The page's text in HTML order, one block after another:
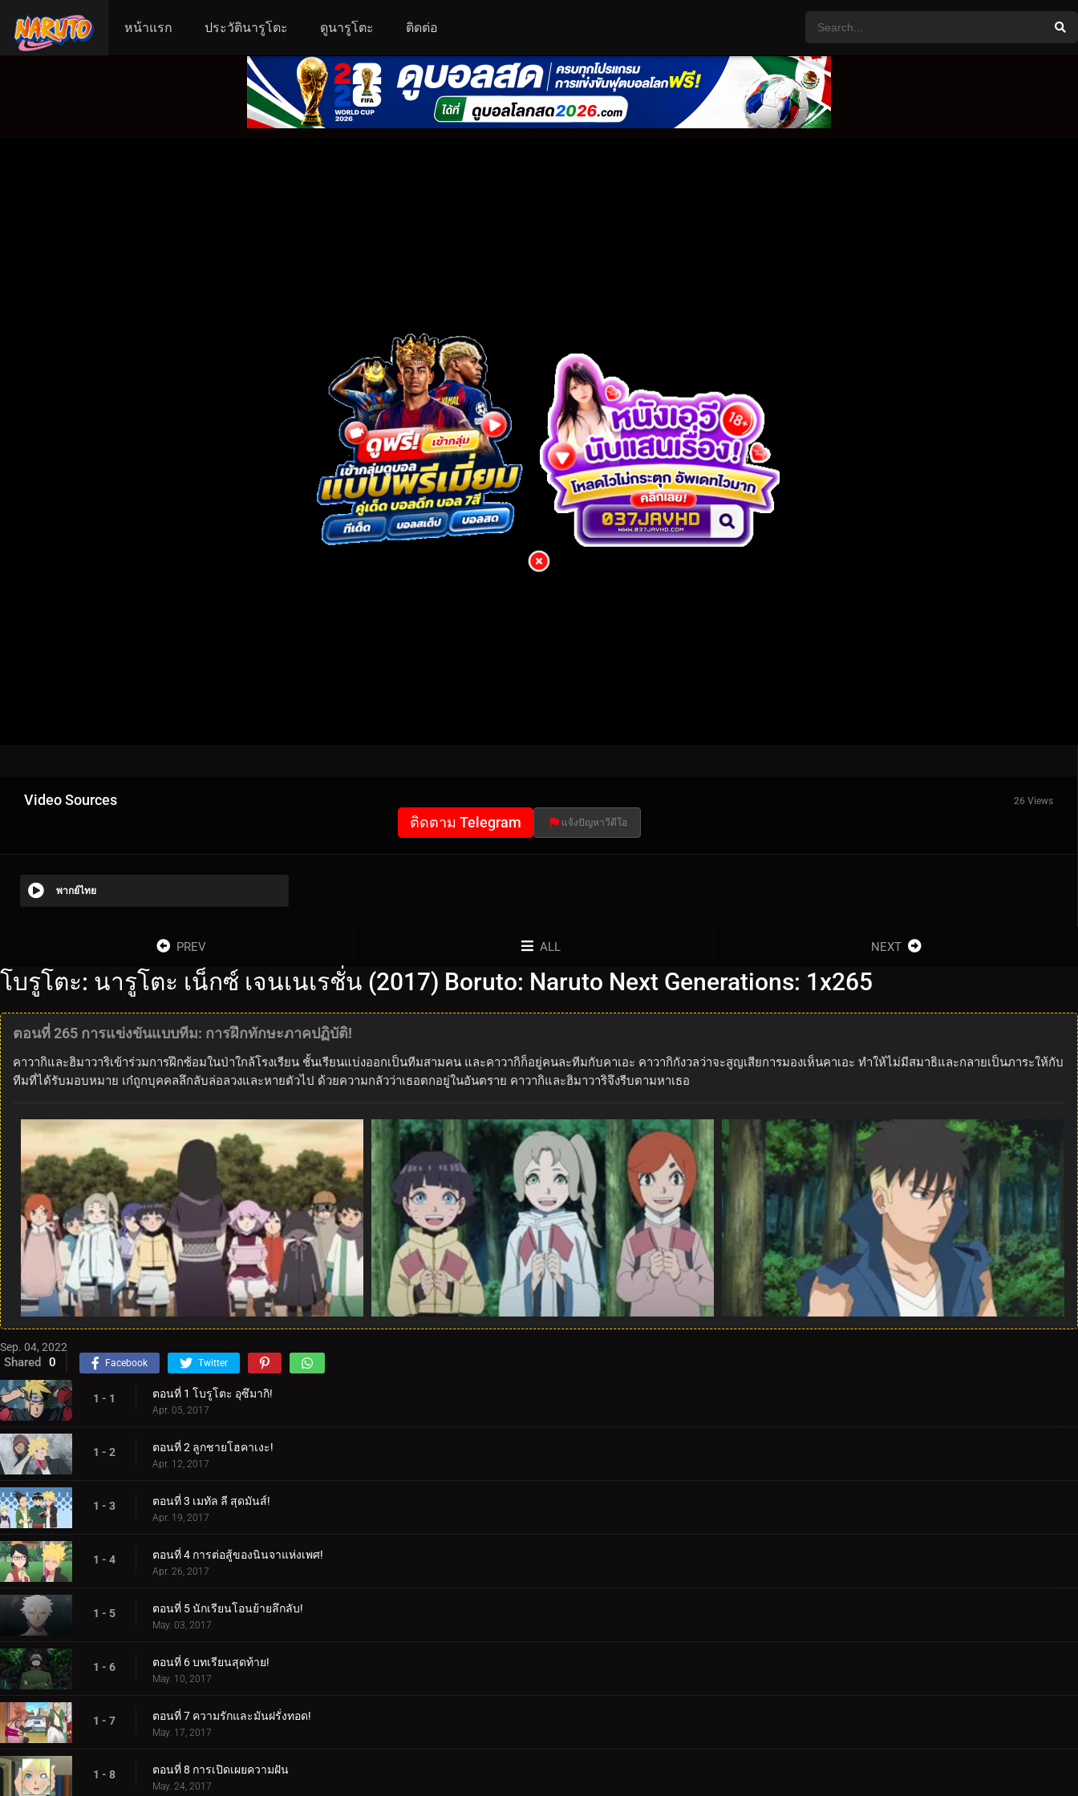
หน้าแรก ประวัตินารูโตะ ดูนารูโตะ ติดต่อ
Video Sources 26 Views
ติดตาม Telegram แจ้งปัญหาวีดีโอ
พากย์ไทย
PREV ALL NEXT
โบรูโตะ: นารูโตะ เน็กซ์ เจนเนเรชั่น (2017) Boruto: Naruto Next Generations: 1x265
ตอนที่ 265 การแข่งขันแบบทีม: การฝึกทักษะภาคปฏิบัติ!
คาวากิและฮิมาวาริเข้าร่วมการฝึกซ้อมในป่าใกล้โรงเรียน ชั้นเรียนแบ่งออกเป็นทีมสามคน และคาวากิก็อยู่คนละทีมกับคาเอะ คาวากิกังวลว่าจะสูญเสียการมองเห็นคาเอะ ทำให้ไม่มีสมาธิและกลายเป็นภาระให้กับ
ทีมที่ได้รับมอบหมาย เก๋ถูกบุคคลลึกลับล่อลวงและหายตัวไป ด้วยความกลัวว่าเธอตกอยู่ในอันตราย คาวากิและฮิมาวาริจึงรีบตามหาเธอ
Sep. 04, 2022
Shared 0 Facebook Twitter
1 - 1 ตอนที่ 1 โบรูโตะ อุซึมากิ!
Apr. 05, 2017
1 - 2 ตอนที่ 2 ลูกชายโฮคาเงะ!
Apr. 12, 2017
1 - 3 ตอนที่ 3 เมทัล ลี สุดมันส์!
Apr. 19, 2017
1 - 4 ตอนที่ 4 การต่อสู้ของนินจาแห่งเพศ!
Apr. 26, 2017
1 - 5 ตอนที่ 5 นักเรียนโอนย้ายลึกลับ!
May. 03, 2017
1 - 6 ตอนที่ 6 บทเรียนสุดท้าย!
May. 10, 2017
1 - 7 ตอนที่ 7 ความรักและมันฝรั่งทอด!
May. 17, 2017
1 - 8 ตอนที่ 8 การเปิดเผยความฝัน
May. 24, 2017